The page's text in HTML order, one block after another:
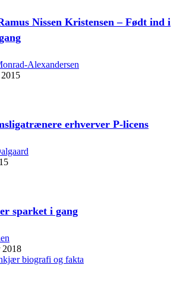
Nissen Kristensen – Født ind i
Alexandersen
erhverver P-licens
sparket i gang
2018